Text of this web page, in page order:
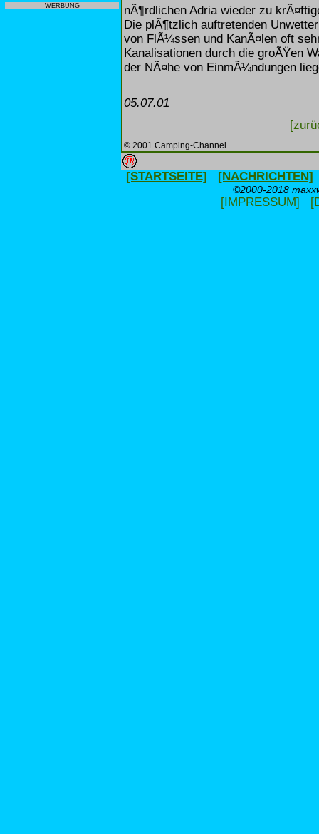
WERBUNG
nÃ¶rdlichen Adria wieder zu
Die plÃ¶tzlich auftretenden
von FlÃ¼ssen und KanÃ¤len oft
Kanalisationen durch die groÃŸen
der NÃ¤he von EinmÃ¼ndungen
05.07.01
© 2001 Camping-Channel
[STARTSEITE] [NACHRICHTEN]
©2000-2018
[IMPRESSUM]